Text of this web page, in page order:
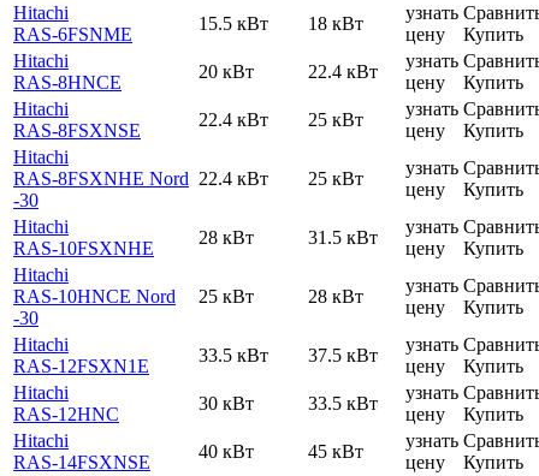
Hitachi
RAS-6FSNME
15.5 кВт 18 кВт
узнать
цену
Купить
Hitachi
RAS-8HNCE
20 кВт 22.4 кВт
узнать
цену
Купить
Hitachi
RAS-8FSXNSE
22.4 кВт 25 кВт
узнать
цену
Купить
Hitachi
RAS-8FSXNHE Nord
-30
22.4 кВт 25 кВт
узнать
цену
Купить
Hitachi
RAS-10FSXNHE
28 кВт 31.5 кВт
узнать
цену
Купить
Hitachi
RAS-10HNCE Nord
-30
25 кВт 28 кВт
узнать
цену
Купить
Hitachi
RAS-12FSXN1E
33.5 кВт 37.5 кВт
узнать
цену
Купить
Hitachi
RAS-12HNC
30 кВт 33.5 кВт
узнать
цену
Купить
Hitachi
RAS-14FSXNSE
40 кВт 45 кВт
узнать
цену
Купить